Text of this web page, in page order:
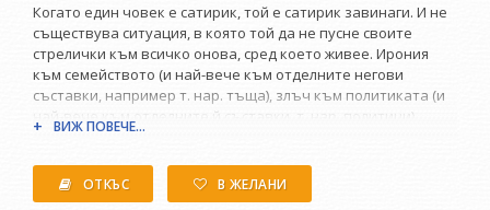
Когато един човек е сатирик, той е сатирик завинаги. И не
съществува ситуация, в която той да не пусне своите
стрелички към всичко онова, сред което живее. Ирония
към семейството (и най-вече към отделните негови
съставки, например т. нар. тъща), злъч към политиката (и
най-вече към отделните й съставки, т. нар. политици),
сарказъм към изкуството (и най-вече към отделните му
нравите. Какъв е резултатът? Радост за читателя, който си
мисли същите неща по същите теми, само че не му хрумват
ВИЖ ПОВЕЧЕ...
ОТКЪС В ЖЕЛАНИ